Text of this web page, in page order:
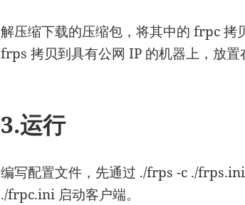
解压缩下载的压缩包，将其中的 frpc 拷
frps 拷贝到具有公网 IP 的机器上，放置
3.运行
编写配置文件，先通过 ./frps -c ./
./frpc.ini 启动客户端。